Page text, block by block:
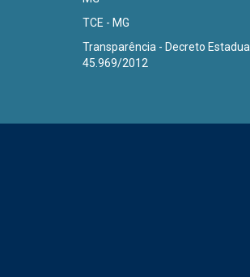
TCE - MG
Transparência - Decreto Estadual
45.969/2012